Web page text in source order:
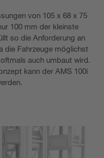
von 105 x 68 x 75
100 mm der kleinste
so die Anforderung an
die Fahrzeuge möglichst
auch umbaut wird.
kann der AMS 100i